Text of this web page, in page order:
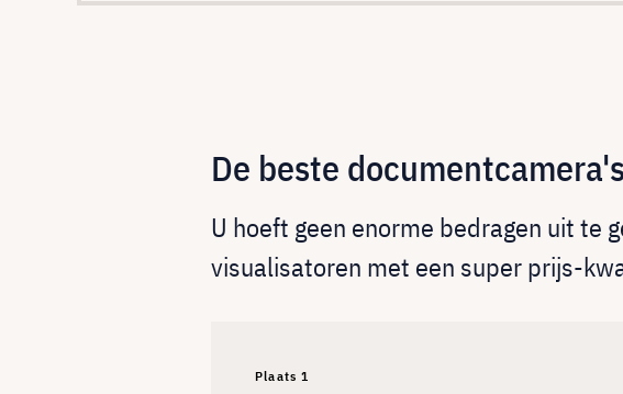
De beste
U hoeft geen enorme bedragen uit te
visualisatoren met een super prijs-
Plaats 1